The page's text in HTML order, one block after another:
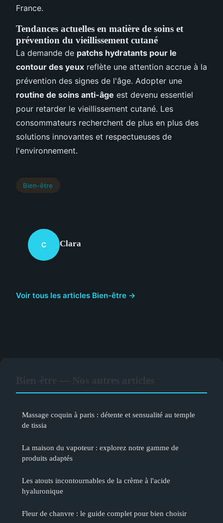
France.
Tendances actuelles en matière de soins et
prévention du vieillissement cutané
La demande de patchs hydratants pour le
contour des yeux reflète une attention accrue à la
prévention des signes de l'âge. Adopter une
routine de soins anti-âge est devenu essentiel
pour retarder le vieillissement cutané. Les
consommateurs recherchent de plus en plus des
solutions innovantes et respectueuses de
l'environnement.
Bien-être
C Clara
Voir tous les articles Bien-être →
Massage coquin à paris : détente et sensualité au temple
de tissia
La maison du vapoteur : explorez notre gamme de
produits adaptés
Les atouts incontournables de la crème à l'acide
hyaluronique
Fleur de chanvre : le guide complet pour bien choisir